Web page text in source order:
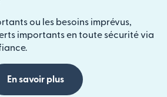
ou les besoins imprévus,
importants en toute sécurité via
En savoir plus